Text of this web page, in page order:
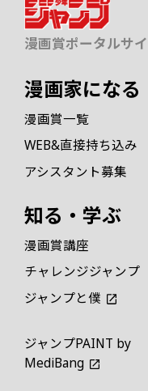
漫画賞ポータルサ
漫画家になる
漫画賞一覧
WEB&直接持ち込み
アシスタント募集
知る・学ぶ
漫画賞講座
チャレンジジャンプ
ジャンプと僕
ジャンプPAINT by
MediBang